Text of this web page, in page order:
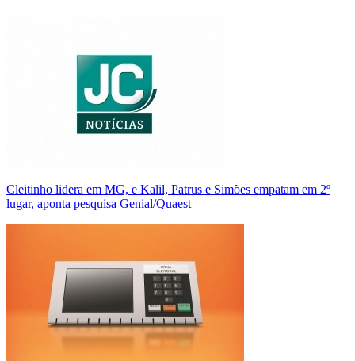
Cleitinho lidera em MG, e Kalil, Patrus e Simões empatam em 2º
lugar, aponta pesquisa Genial/Quaest